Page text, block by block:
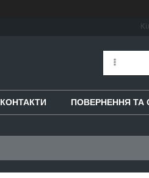
КОНТАКТИ ПОВЕРНЕННЯ ТА